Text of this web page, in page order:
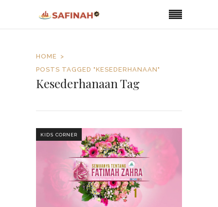
HOME
POSTS TAGGED "KESEDERHANAAN"
Kesederhanaan Tag
KIDS CORNER